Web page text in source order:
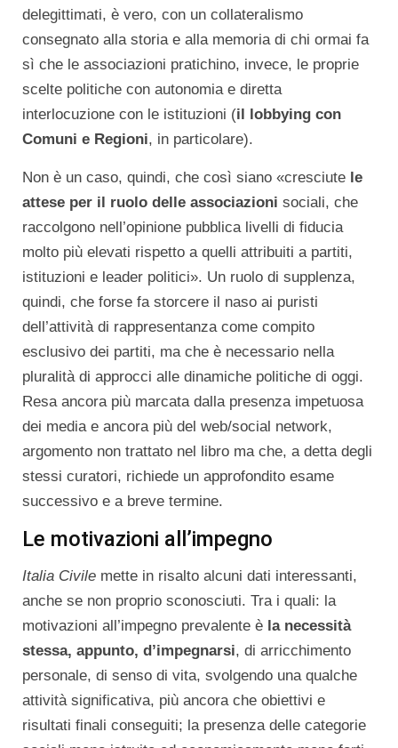
delegittimati, è vero, con un collateralismo
consegnato alla storia e alla memoria di chi ormai fa
sì che le associazioni pratichino, invece, le proprie
scelte politiche con autonomia e diretta
interlocuzione con le istituzioni (il lobbying con
Comuni e Regioni, in particolare).
Non è un caso, quindi, che così siano «cresciute le
attese per il ruolo delle associazioni sociali, che
raccolgono nell’opinione pubblica livelli di fiducia
molto più elevati rispetto a quelli attribuiti a partiti,
istituzioni e leader politici». Un ruolo di supplenza,
quindi, che forse fa storcere il naso ai puristi
dell’attività di rappresentanza come compito
esclusivo dei partiti, ma che è necessario nella
pluralità di approcci alle dinamiche politiche di oggi.
Resa ancora più marcata dalla presenza impetuosa
dei media e ancora più del web/social network,
argomento non trattato nel libro ma che, a detta degli
stessi curatori, richiede un approfondito esame
successivo e a breve termine.
Le motivazioni all’impegno
Italia Civile mette in risalto alcuni dati interessanti,
anche se non proprio sconosciuti. Tra i quali: la
motivazioni all’impegno prevalente è la necessità
stessa, appunto, d’impegnarsi, di arricchimento
personale, di senso di vita, svolgendo una qualche
attività significativa, più ancora che obiettivi e
risultati finali conseguiti; la presenza delle categorie